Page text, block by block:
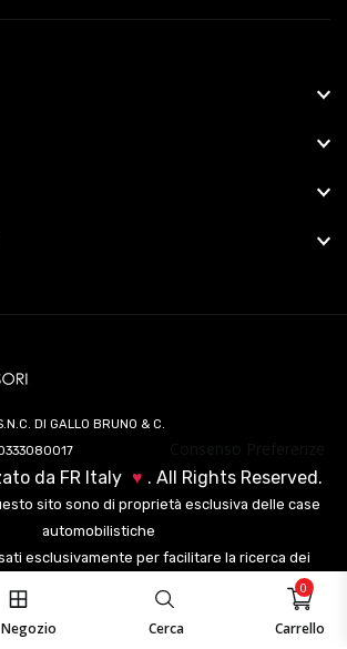
Negozio Cerca Carrello
0
DI GALLO BRUNO & C.
da FR Italy ♥ . All Rights Reserved.
sito sono di proprietà esclusiva delle case
automobilistiche
esclusivamente per facilitare la ricerca dei